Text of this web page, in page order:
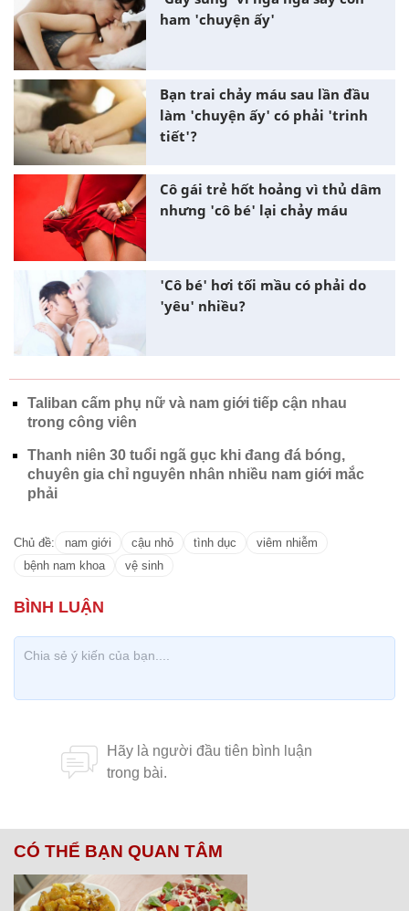
ham 'chuyện ấy'
Bạn trai chảy máu sau lần đầu
làm 'chuyện ấy' có phải 'trinh
tiết'?
Cô gái trẻ hốt hoảng vì thủ dâm
nhưng 'cô bé' lại chảy máu
'Cô bé' hơi tối mầu có phải do
'yêu' nhiều?
Taliban cấm phụ nữ và nam giới tiếp cận nhau
trong công viên
Thanh niên 30 tuổi ngã gục khi đang đá bóng,
chuyên gia chỉ nguyên nhân nhiều nam giới mắc
phải
Chủ đề: nam giới cậu nhỏ tình dục
viêm nhiễm
bệnh nam khoa
vệ sinh
CÓ THỂ BẠN QUAN TÂM